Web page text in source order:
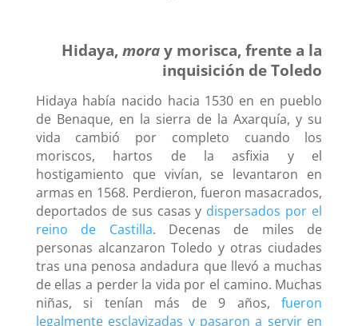
Hidaya,mora y morisca, frente a la
inquisición de Toledo
Hidaya había nacido hacia 1530 en en pueblo
de Benaque, en la sierra de la Axarquía, y su
vida cambió por completo cuando los
moriscos, hartos de la asfixia y el
hostigamiento que vivían, se levantaron en
armas en 1568. Perdieron, fueron masacrados,
deportados de sus casas y dispersados por el
reino de Castilla. Decenas de miles de
personas alcanzaron Toledo y otras ciudades
tras una penosa andadura que llevó a muchas
de ellas a perder la vida por el camino. Muchas
niñas, si tenían más de 9 años,fueron
legalmente esclavizadas y pasaron a servir en